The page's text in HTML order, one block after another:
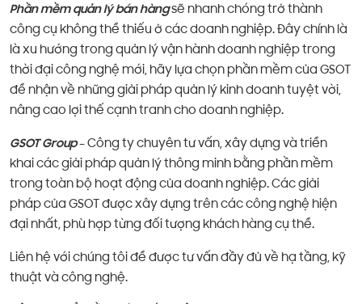
Phần mềm quản lý bán hàngsẽ nhanh chóng trở thành
công cụ không thể thiếu ở các doanh nghiệp. Đây chính là
là xu hướng trong quản lý vận hành doanh nghiệp trong
thời đại công nghệ mới, hãy lựa chọn phần mềm của GSOT
để nhận về những giải pháp quản lý kinh doanh tuyệt vời,
nâng cao lợi thế cạnh tranh cho doanh nghiệp.
GSOT Group– Công ty chuyên tư vấn, xây dựng và triển
khai các giải pháp quản lý thông minh bằng phần mềm
trong toàn bộ hoạt động của doanh nghiệp. Các giải
pháp của GSOT được xây dựng trên các công nghệ hiện
đại nhất, phù hợp từng đối tượng khách hàng cụ thể.
Liên hệ với chúng tôi để được tư vấn đầy đủ về hạ tầng, kỹ
thuật và công nghệ.